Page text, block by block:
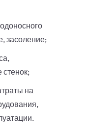
засоление;
на